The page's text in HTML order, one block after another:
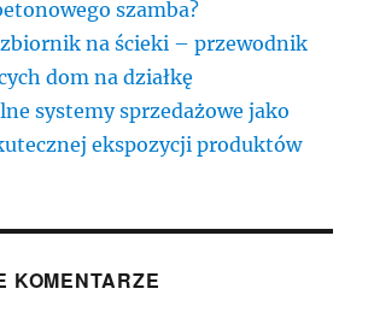
szamba?
na ścieki – przewodnik
dom na działkę
systemy sprzedażowe jako
ekspozycji produktów
KOMENTARZE